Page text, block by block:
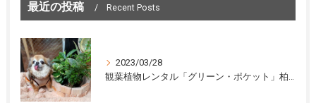
最近の投稿 Recent Posts
2023/03/28